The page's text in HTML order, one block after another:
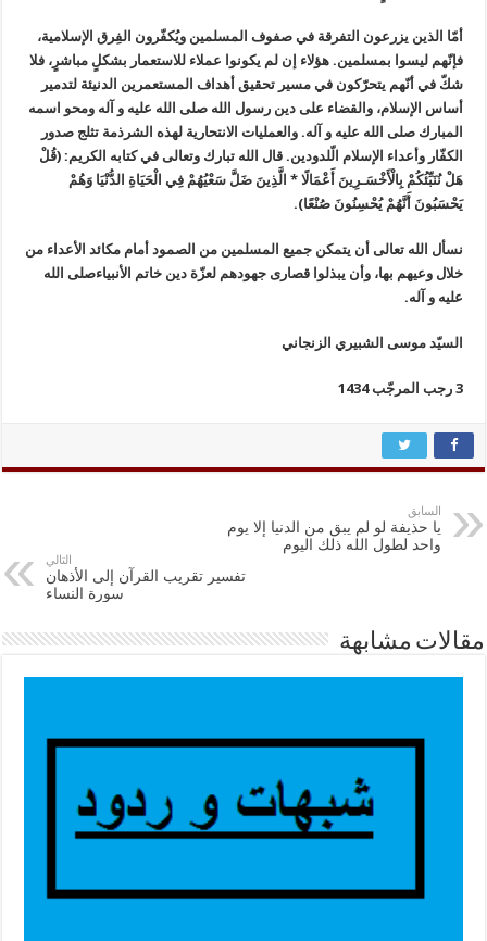
أمّا الذين يزرعون التفرقة في صفوف المسلمين ويُكفّرون الفِرق الإسلامية،
فإنّهم ليسوا بمسلمين. هؤلاء إن لم يكونوا عملاء للاستعمار بشكلٍ مباشرٍ، فلا
شكّ في أنّهم يتحرّكون في مسير تحقيق أهداف المستعمرين الدنيئة لتدمير
أساس الإسلام، والقضاء على دين رسول الله صلى الله عليه و آله ومحو اسمه
المبارك صلى الله عليه و آله. والعمليات الانتحارية لهذه الشرذمة تثلج صدور
الكفّار وأعداء الإسلام الّلدودين. قال الله تبارك وتعالى في كتابه الكريم: (قُلْ
هَلْ نُنَبِّئُكُمْ بِالْأَخْسَـرِينَ أَعْمَالًا * الَّذِينَ ضَلَّ سَعْيُهُمْ فِي الْحَيَاةِ الدُّنْيَا وَهُمْ
يَحْسَبُونَ أَنَّهُمْ يُحْسِنُونَ صُنْعًا).
نسأل الله تعالى أن يتمكن جميع المسلمين من الصمود أمام مكائد الأعداء من
خلال وعيهم بها، وأن يبذلوا قصارى جهودهم لعزّة دين خاتم الأنبياءصلى الله
عليه و آله.
السيّد موسى الشبيري الزنجاني
3 رجب المرجّب 1434‍
السابق
يا حذيفة لو لم يبق من الدنيا إلا يوم
واحد لطول الله ذلك اليوم
التالي
تفسير تقريب القرآن إلى الأذهان
سورة النساء
مقالات مشابهة